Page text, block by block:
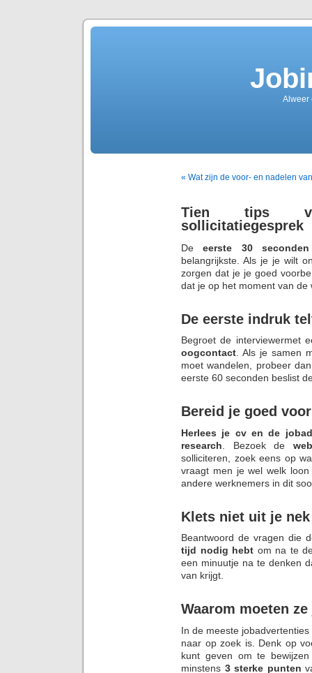
Alweer
« Wat zijn de voor- en nadelen
Tien tips
sollicitatiegesprek
Deeerste 30
belangrijkste. Als je je wilt
zorgen dat je je goed
dat je op het moment van
De eerste indruk
Begroet de interviewermet
oogcontact . Als je samen
moet wandelen, probeer
eerste 60 seconden beslist
Bereid je goed voor
Herlees je cv en de
research . Bezoek de
solliciteren, zoek eens op
vraagt men je wel welk
andere werknemers in dit
Klets niet uit je nek
Beantwoord de vragen die
tijd nodig hebt om na te
een minuutje na te denken
van krijgt.
Waarom moeten
In de meeste
naar op zoek is. Denk op
kunt geven om te
minstens 3 sterke punten